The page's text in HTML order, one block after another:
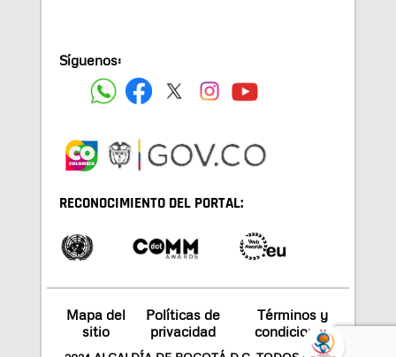
Síguenos:
RECONOCIMIENTO DEL PORTAL:
Mapa del
sitio
Políticas de
privacidad
Términos y
condiciones